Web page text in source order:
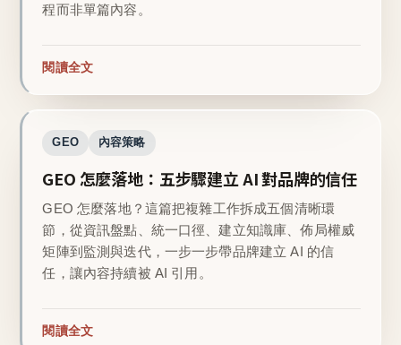
程而非單篇內容。
閱讀全文
GEO 內容策略
GEO 怎麼落地：五步驟建立 AI 對品牌的信任
GEO 怎麼落地？這篇把複雜工作拆成五個清晰環
節，從資訊盤點、統一口徑、建立知識庫、佈局權威
矩陣到監測與迭代，一步一步帶品牌建立 AI 的信
任，讓內容持續被 AI 引用。
閱讀全文